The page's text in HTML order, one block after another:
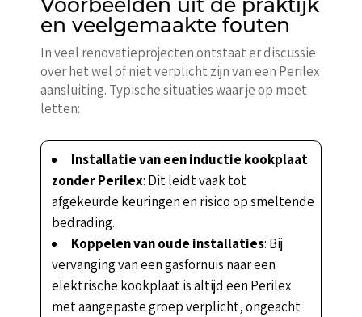
en veelgemaakte fouten
In veel renovatieprojecten ontstaat er discussie
over het wel of niet verplicht zijn van een Perilex
aansluiting. Typische situaties waar je op moet
letten:
Installatie van een inductie kookplaat
zonder Perilex: Dit leidt vaak tot
afgekeurde keuringen en risico op smeltende
bedrading.
Koppelen van oude installaties: Bij
vervanging van een gasfornuis naar een
elektrische kookplaat is altijd een Perilex
met aangepaste groep verplicht, ongeacht